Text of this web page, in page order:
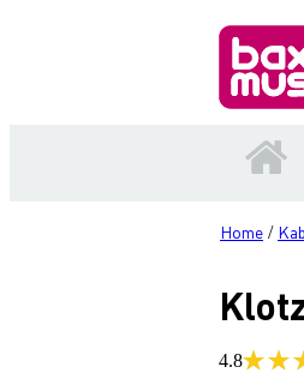
Home /
4.8